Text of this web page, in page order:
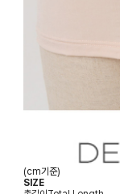
(cm기준)
SIZE